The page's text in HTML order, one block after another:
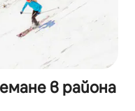
в района